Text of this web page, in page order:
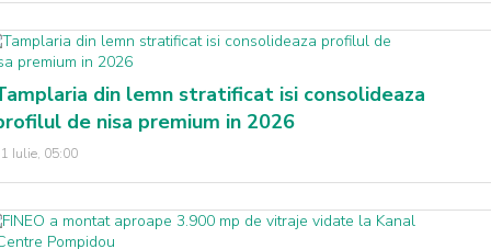
din lemn stratificat isi consolideaza
de nisa premium in 2026
Iulie, 05:00